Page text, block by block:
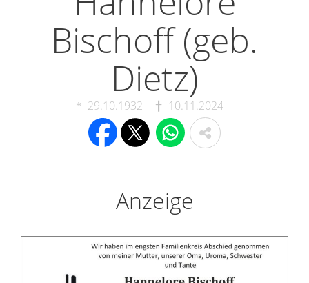
Bischoff (geb.
Dietz)
29.10.1932 10.11.2024
Anzeige